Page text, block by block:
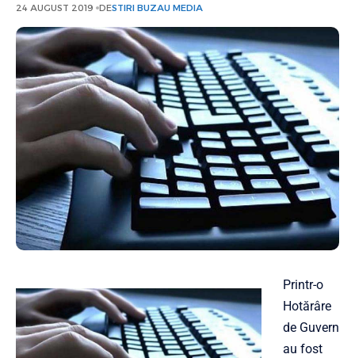
24 AUGUST 2019 DESTIRI BUZAU MEDIA
Printr-o
Hotărâre
de Guvern
au fost